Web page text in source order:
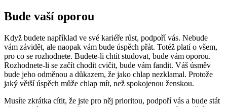
Bude vaší oporou
Když budete například ve své kariéře růst, podpoří vás. Nebude
vám závidět, ale naopak vám bude úspěch přát. Totéž platí o všem,
pro co se rozhodnete. Budete-li chtít studovat, bude vám oporou.
Rozhodnete-li se začít chodit cvičit, bude vám fandit. Váš úsměv
bude jeho odměnou a důkazem, že jako chlap nezklamal. Protože
jaký větší úspěch může chlap mít, než spokojenou ženskou.
Musíte zkrátka cítit, že jste pro něj prioritou, podpoří vás a bude stát